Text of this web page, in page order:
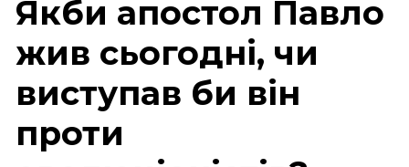
Якби апостол Павло
жив сьогодні, чи
виступав би він
проти